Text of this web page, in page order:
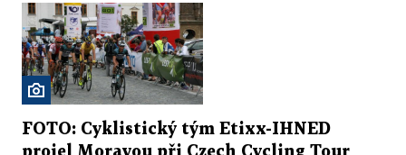
FOTO: Cyklistický tým Etixx-IHNED
projel Moravou při Czech Cycling Tour